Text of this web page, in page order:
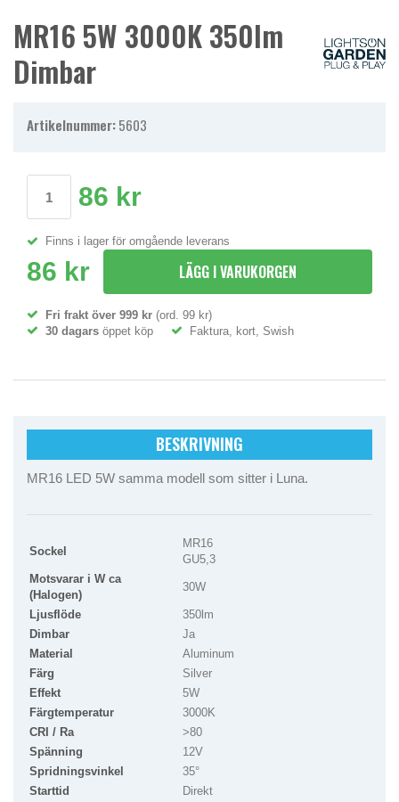
MR16 5W 3000K 350lm
Dimbar
Artikelnummer:5603
86 kr
Finns i lager för omgående leverans
86 kr LÄGG I VARUKORGEN
Fri frakt över 999 kr (ord. 99 kr)
30 dagars öppet köp Faktura, kort, Swish
BESKRIVNING
MR16 LED 5W samma modell som sitter i Luna.
Sockel
MR16
GU5,3
Motsvarar i W ca
(Halogen)
30W
Ljusflöde
350lm
Dimbar
Ja
Material
Aluminum
Färg
Silver
Effekt
5W
Färgtemperatur
3000K
CRI / Ra
>80
Spänning
12V
Spridningsvinkel
35°
Starttid
Direkt